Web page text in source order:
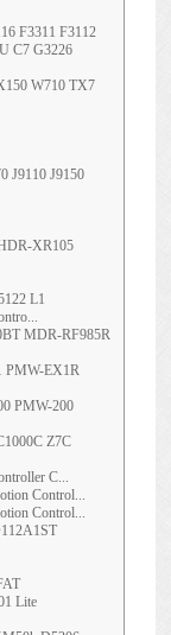
F3311 F3112
C7 G3226
W710 TX7
J9110 J9150
XR105
L1
MDR-RF985R
PMW-EX1R
PMW-200
Z7C
C...
Control...
Control...
Lite